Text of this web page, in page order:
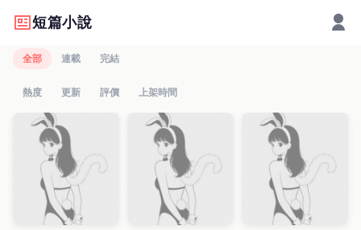
短篇小說
全部 連載 完結
熱度 更新 評價 上架時間